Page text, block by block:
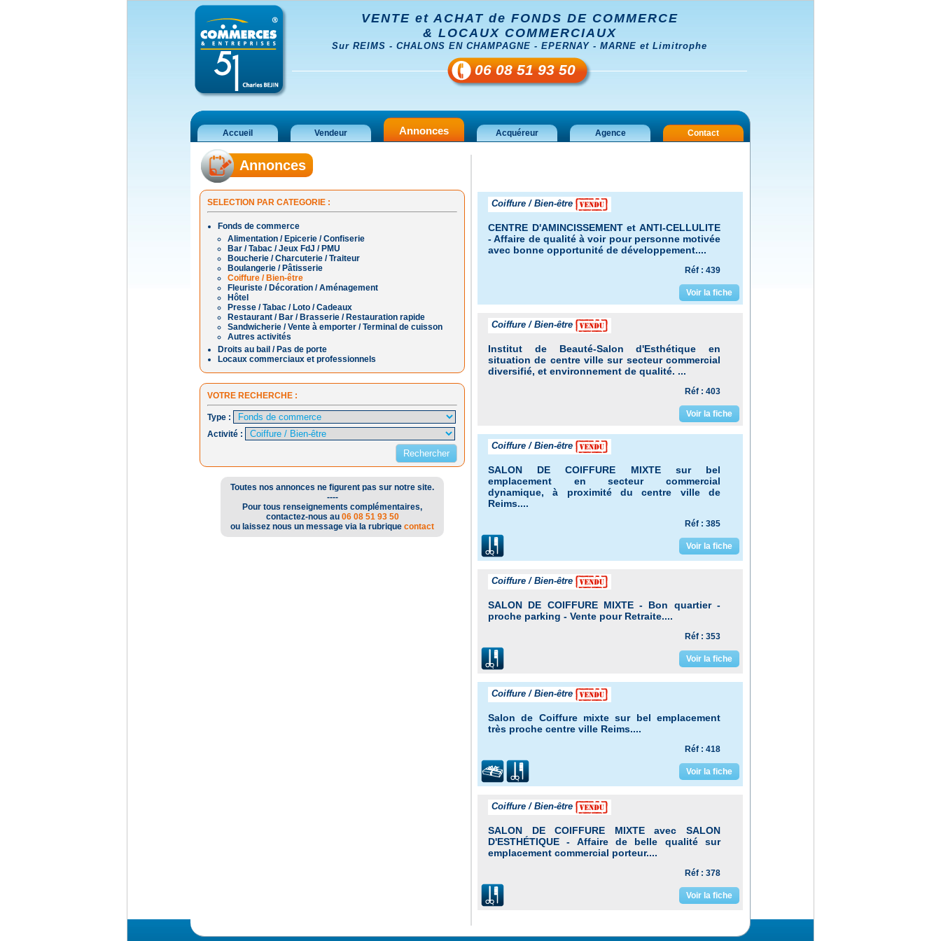
VENTE et ACHAT de FONDS DE COMMERCE
& LOCAUX COMMERCIAUX
Sur REIMS - CHALONS EN CHAMPAGNE - EPERNAY - MARNE et Limitrophe
06 08 51 93 50
Accueil Vendeur Annonces Acquéreur Agence Contact
Annonces
SELECTION PAR CATEGORIE :
Fonds de commerce
Alimentation / Epicerie / Confiserie
Bar / Tabac / Jeux FdJ / PMU
Boucherie / Charcuterie / Traiteur
Boulangerie / Pâtisserie
Coiffure / Bien-être
Fleuriste / Décoration / Aménagement
Hôtel
Presse / Tabac / Loto / Cadeaux
Restaurant / Bar / Brasserie / Restauration rapide
Sandwicherie / Vente à emporter / Terminal de cuisson
Autres activités
Droits au bail / Pas de porte
Locaux commerciaux et professionnels
VOTRE RECHERCHE :
Type :
Activité :
Toutes nos annonces ne figurent pas sur notre site.
----
Pour tous renseignements complémentaires,
contactez-nous au 06 08 51 93 50
ou laissez nous un message via la rubrique contact
Coiffure / Bien-être
CENTRE D'AMINCISSEMENT et ANTI-CELLULITE
- Affaire de qualité à voir pour personne motivée
avec bonne opportunité de développement....
Réf : 439
Voir la fiche
Coiffure / Bien-être
Institut de Beauté-Salon d'Esthétique en
situation de centre ville sur secteur commercial
diversifié, et environnement de qualité. ...
Réf : 403
Voir la fiche
Coiffure / Bien-être
SALON DE COIFFURE MIXTE sur bel
emplacement en secteur commercial
dynamique, à proximité du centre ville de
Reims....
Réf : 385
Voir la fiche
Coiffure / Bien-être
SALON DE COIFFURE MIXTE - Bon quartier -
proche parking - Vente pour Retraite....
Réf : 353
Voir la fiche
Coiffure / Bien-être
Salon de Coiffure mixte sur bel emplacement
très proche centre ville Reims....
Réf : 418
Voir la fiche
Coiffure / Bien-être
SALON DE COIFFURE MIXTE avec SALON
D'ESTHÉTIQUE - Affaire de belle qualité sur
emplacement commercial porteur....
Réf : 378
Voir la fiche